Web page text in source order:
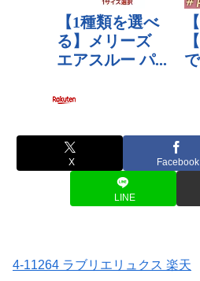
X Facebook
LINE
4-11264 ラブリエリュクス 楽天